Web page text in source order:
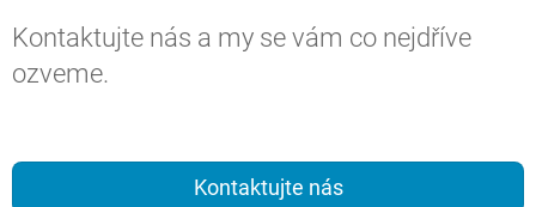
Kontaktujte nás a my se vám co nejdříve
ozveme.
Kontaktujte nás